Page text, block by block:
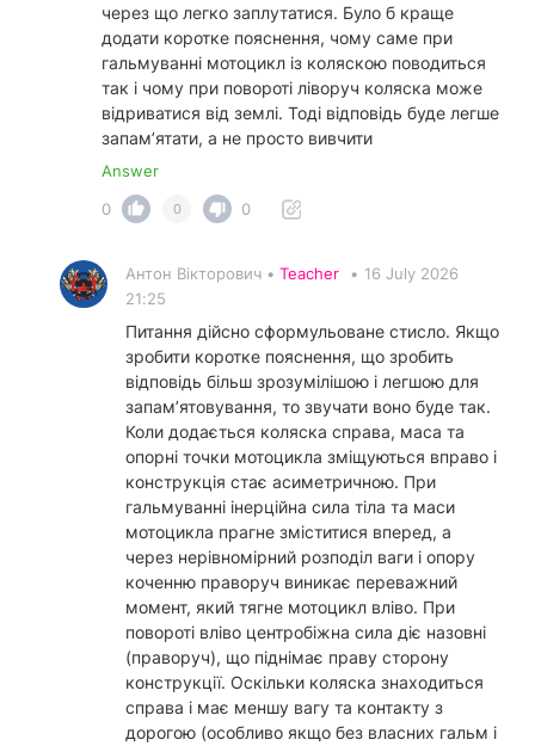
через що легко заплутатися. Було б краще
додати коротке пояснення, чому саме при
гальмуванні мотоцикл із коляскою поводиться
так і чому при повороті ліворуч коляска може
відриватися від землі. Тоді відповідь буде легше
запам’ятати, а не просто вивчити
Answer
0
0 0
Антон Вікторович • Teacher • 16 July 2026
21:25
Питання дійсно сформульоване стисло. Якщо
зробити коротке пояснення, що зробить
відповідь більш зрозумілішою і легшою для
запам’ятовування, то звучати воно буде так.
Коли додається коляска справа, маса та
опорні точки мотоцикла зміщуються вправо і
конструкція стає асиметричною. При
гальмуванні інерційна сила тіла та маси
мотоцикла прагне зміститися вперед, а
через нерівномірний розподіл ваги і опору
коченню праворуч виникає переважний
момент, який тягне мотоцикл вліво. При
повороті вліво центробіжна сила діє назовні
(праворуч), що піднімає праву сторону
конструкції. Оскільки коляска знаходиться
справа і має меншу вагу та контакту з
дорогою (особливо якщо без власних гальм і